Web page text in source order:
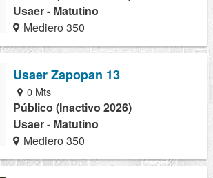
Usaer - Matutino
Mediero 350
Usaer Zapopan 13
0 Mts
Público (Inactivo 2026)
Usaer - Matutino
Mediero 350